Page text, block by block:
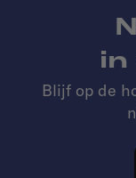
in
Blijf op de